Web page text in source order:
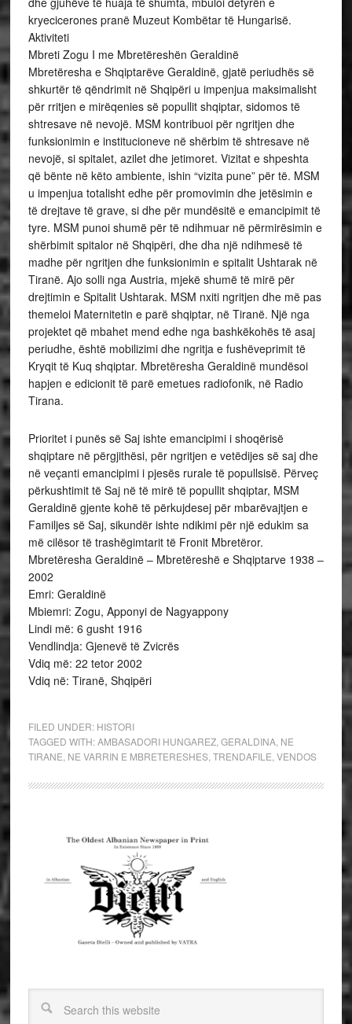
kryecicerones pranë Muzeut Kombëtar të Hungarisë.
Aktiviteti
Mbreti Zogu I me Mbretëreshën Geraldinë
Mbretëresha e Shqiptarëve Geraldinë, gjatë periudhës së
shkurtër të qëndrimit në Shqipëri u impenjua maksimalisht
për rritjen e mirëqenies së popullit shqiptar, sidomos të
shtresave në nevojë. MSM kontribuoi për ngritjen dhe
funksionimin e institucioneve në shërbim të shtresave në
nevojë, si spitalet, azilet dhe jetimoret. Vizitat e shpeshta
që bënte në këto ambiente, ishin “vizita pune” për të. MSM
u impenjua totalisht edhe për promovimin dhe jetësimin e
të drejtave të grave, si dhe për mundësitë e emancipimit të
tyre. MSM punoi shumë për të ndihmuar në përmirësimin e
shërbimit spitalor në Shqipëri, dhe dha një ndihmesë të
madhe për ngritjen dhe funksionimin e spitalit Ushtarak në
Tiranë. Ajo solli nga Austria, mjekë shumë të mirë për
drejtimin e Spitalit Ushtarak. MSM nxiti ngritjen dhe më pas
themeloi Maternitetin e parë shqiptar, në Tiranë. Një nga
projektet që mbahet mend edhe nga bashkëkohës të asaj
periudhe, është mobilizimi dhe ngritja e fushëveprimit të
Kryqit të Kuq shqiptar. Mbretëresha Geraldinë mundësoi
hapjen e edicionit të parë emetues radiofonik, në Radio
Tirana.
Prioritet i punës së Saj ishte emancipimi i shoqërisë
shqiptare në përgjithësi, për ngritjen e vetëdijes së saj dhe
në veçanti emancipimi i pjesës rurale të popullsisë. Përveç
përkushtimit të Saj në të mirë të popullit shqiptar, MSM
Geraldinë gjente kohë të përkujdesej për mbarëvajtjen e
Familjes së Saj, sikundër ishte ndikimi për një edukim sa
më cilësor të trashëgimtarit të Fronit Mbretëror.
Mbretëresha Geraldinë – Mbretëreshë e Shqiptarve 1938 –
2002
Emri: Geraldinë
Mbiemri: Zogu, Apponyi de Nagyappony
Lindi më: 6 gusht 1916
Vendlindja: Gjenevë të Zvicrës
Vdiq më: 22 tetor 2002
Vdiq në: Tiranë, Shqipëri
FILED UNDER: HISTORI
TAGGED WITH:AMBASADORI HUNGAREZ, GERALDINA, NE
TIRANE NE VARRIN E MBRETERESHES, TRENDAFILE VENDOS